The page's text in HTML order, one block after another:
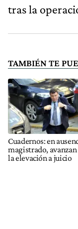
tras la
TAMBIÉN TE
Cuadernos: en
magistrado,
la elevación a juicio